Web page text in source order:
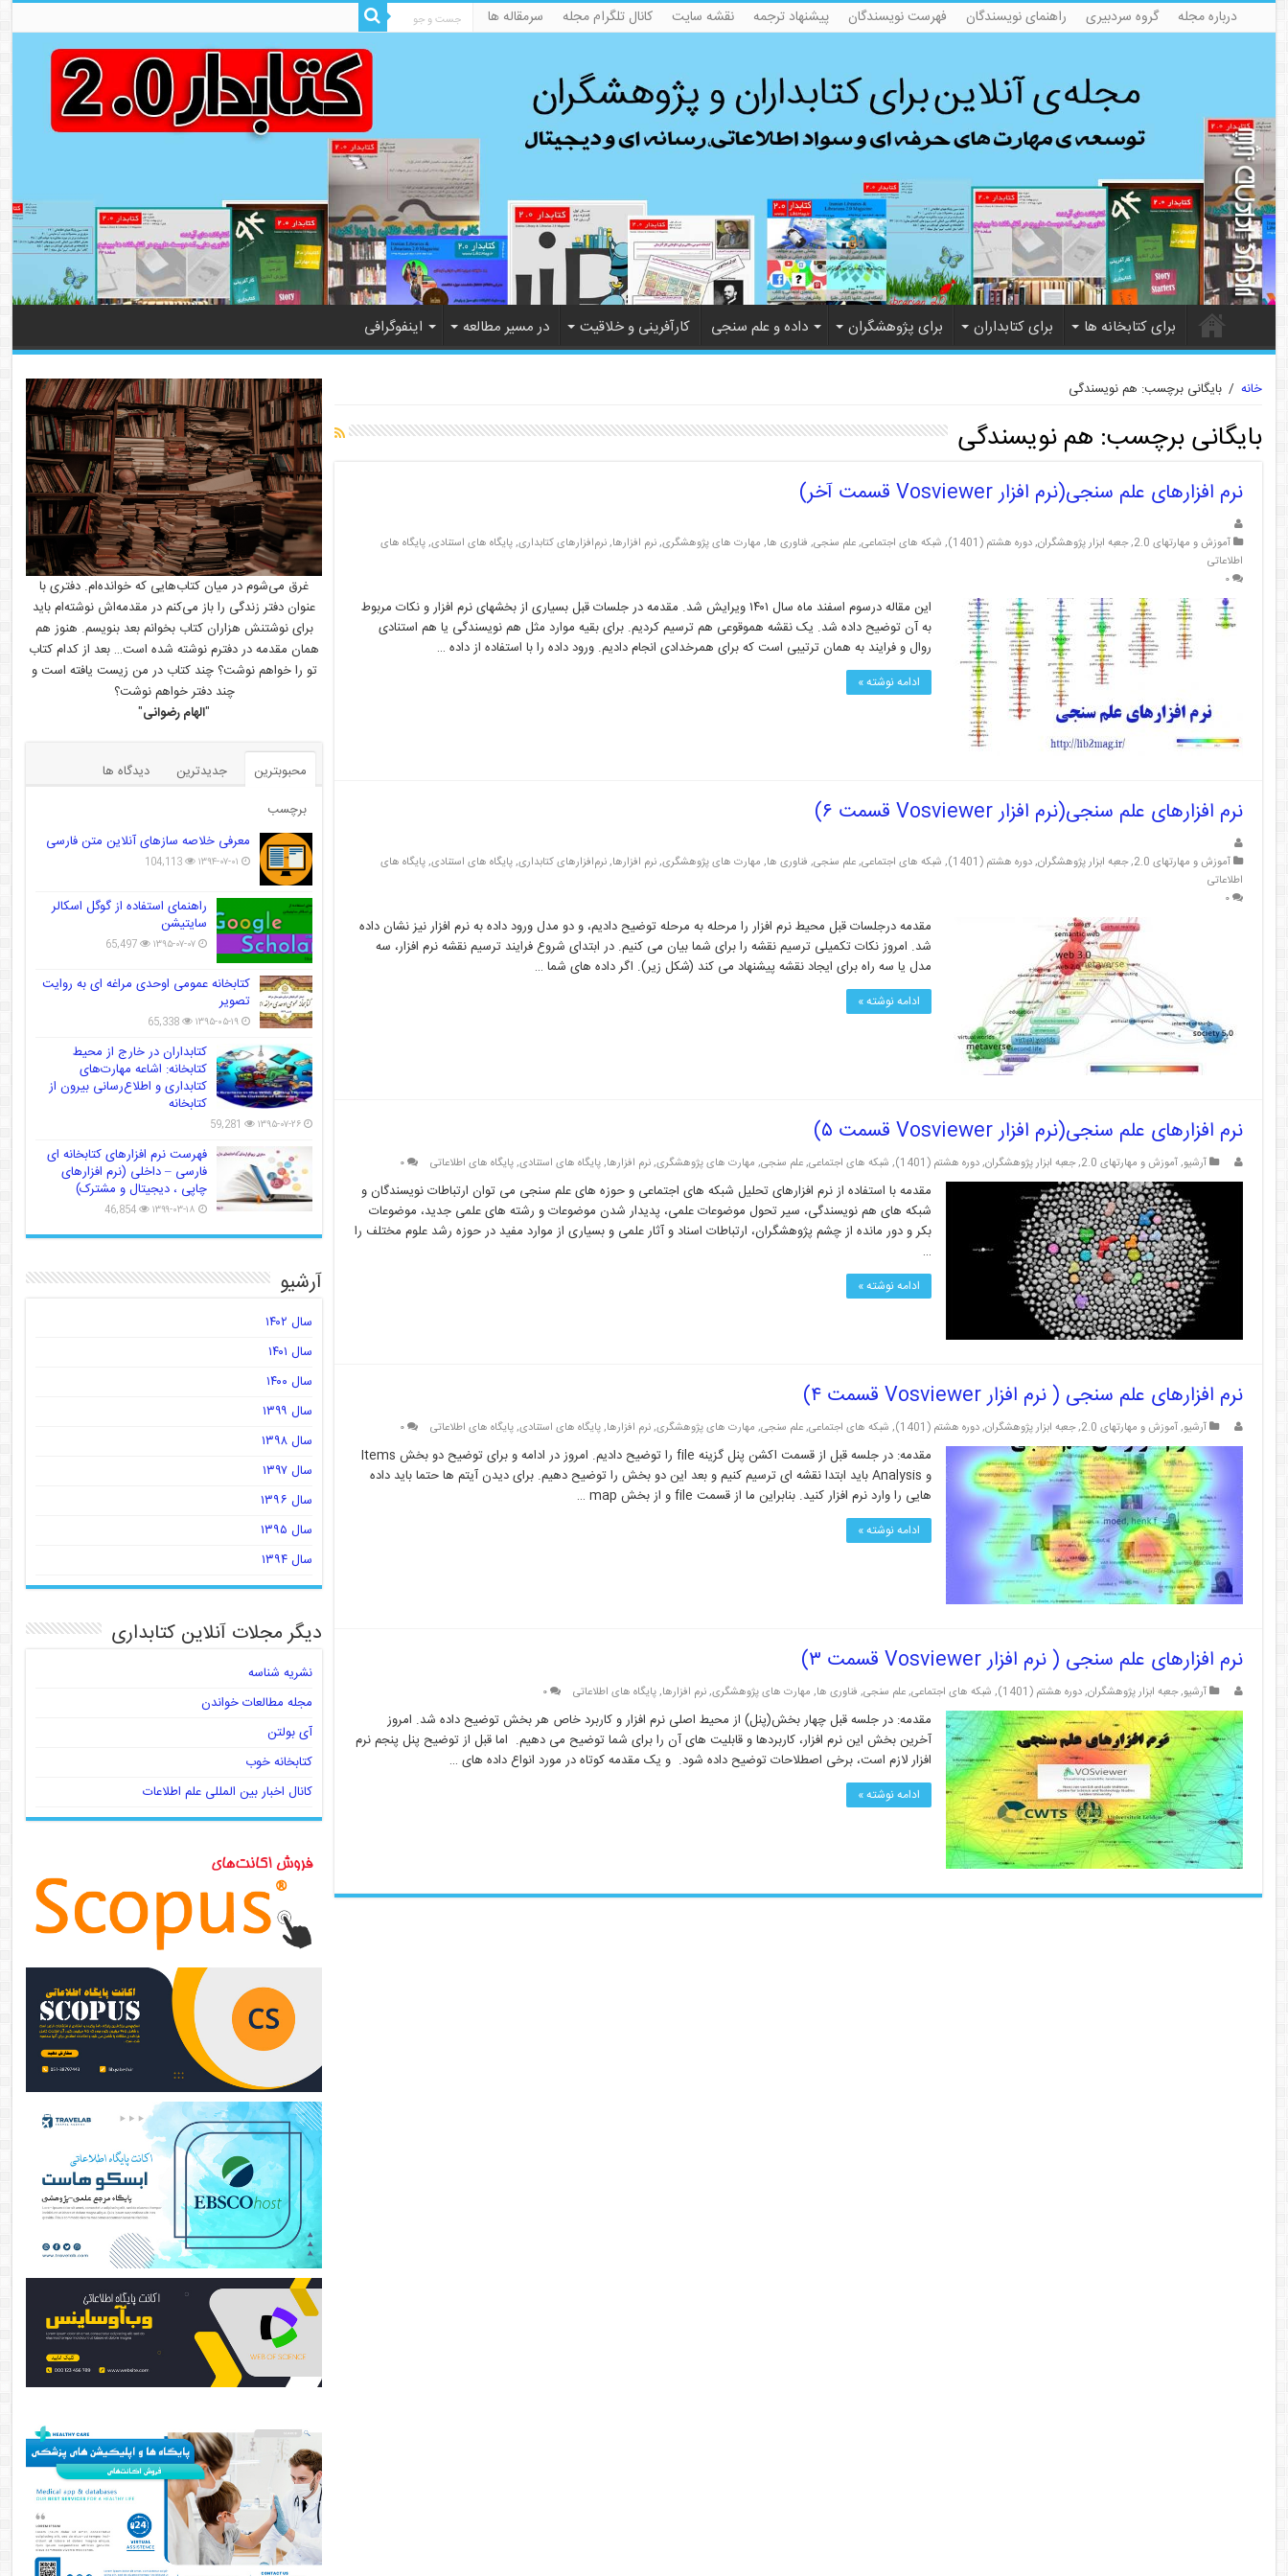
درباره مجله گروه سردبیری راهنمای نویسندگان فهرست نویسندگان پیشنهاد ترجمه نقشه سایت کانال تلگرام مجله سرمقاله ها
برای کتابخانه ها برای کتابداران برای پژوهشگران داده و علم سنجی کارآفرینی و خلاقیت در مسیر مطالعه اینفوگرافی
خانه / بایگانی برچسب: هم نویسندگی
بایگانی برچسب: هم نویسندگی
نرم افزارهای علم سنجی(نرم افزار Vosviewer قسمت آخر)
آموزش و مهارتهای 2.0 ,جعبه ابزار پژوهشگران,دوره هشتم (1401) , شبکه های اجتماعی,علم سنجی, فناوری ها, مهارت های پژوهشگری,نرم افزارها,نرم‌افزارهای کتابداری,پایگاه های استنادی,پایگاه های
اطلاعاتی
۰
این مقاله درسوم اسفند ماه سال ۱۴۰۱ ویرایش شد. مقدمه در جلسات قبل بسیاری از بخشهای نرم افزار و نکات مربوط
به آن توضیح داده شد. یک نقشه هموقوعی هم ترسیم کردیم. برای بقیه موارد مثل هم نویسندگی یا هم استنادی
روال و فرایند به همان ترتیبی است که برای همرخدادی انجام دادیم. ورود داده را با استفاده از داده …
ادامه نوشته »
نرم افزارهای علم سنجی(نرم افزار Vosviewer قسمت ۶)
آموزش و مهارتهای 2.0 ,جعبه ابزار پژوهشگران,دوره هشتم (1401) , شبکه های اجتماعی,علم سنجی, فناوری ها, مهارت های پژوهشگری,نرم افزارها,نرم‌افزارهای کتابداری,پایگاه های استنادی,پایگاه های
اطلاعاتی
۰
مقدمه درجلسات قبل محیط نرم افزار را مرحله به مرحله توضیح دادیم، و دو مدل ورود داده به نرم افزار نیز نشان داده
شد. امروز نکات تکمیلی ترسیم نقشه را برای شما بیان می کنیم. در ابتدای شروع فرایند ترسیم نقشه نرم افزار، سه
مدل یا سه راه برای ایجاد نقشه پیشنهاد می کند (شکل زیر). اگر داده های شما …
ادامه نوشته »
نرم افزارهای علم سنجی(نرم افزار Vosviewer قسمت ۵)
آرشیو,آموزش و مهارتهای 2.0 ,جعبه ابزار پژوهشگران,دوره هشتم (1401) , شبکه های اجتماعی,علم سنجی, مهارت های پژوهشگری,نرم افزارها,پایگاه های استنادی,پایگاه های اطلاعاتی ۰
مقدمه با استفاده از نرم افزارهای تحلیل شبکه های اجتماعی و حوزه های علم سنجی می توان ارتباطات نویسندگان و
شبکه های هم نویسندگی، سیر تحول موضوعات علمی، پدیدار شدن موضوعات و رشته های علمی جدید، موضوعات
بکر و دور مانده از چشم پژوهشگران، ارتباطات اسناد و آثار علمی و بسیاری از موارد مفید در حوزه رشد علوم مختلف را
…
ادامه نوشته »
نرم افزارهای علم سنجی ( نرم افزار Vosviewer قسمت ۴)
آرشیو,آموزش و مهارتهای 2.0 ,جعبه ابزار پژوهشگران,دوره هشتم (1401) , شبکه های اجتماعی,علم سنجی, مهارت های پژوهشگری,نرم افزارها,پایگاه های استنادی,پایگاه های اطلاعاتی ۰
مقدمه: در جلسه قبل از قسمت اکشن پنل گزینه file را توضیح دادیم. امروز در ادامه و برای توضیح دو بخش Items
و Analysis باید ابتدا نقشه ای ترسیم کنیم و بعد این دو بخش را توضیح دهیم. برای دیدن آیتم ها حتما باید داده
هایی را وارد نرم افزار کنید. بنابراین ما از قسمت file و از بخش map …
ادامه نوشته »
نرم افزارهای علم سنجی ( نرم افزار Vosviewer قسمت ۳)
آرشیو,جعبه ابزار پژوهشگران,دوره هشتم (1401) , شبکه های اجتماعی,علم سنجی, فناوری ها, مهارت های پژوهشگری,نرم افزارها,پایگاه های اطلاعاتی ۰
مقدمه: در جلسه قبل چهار بخش(پنل) از محیط اصلی نرم افزار و کاربرد خاص هر بخش توضیح داده شد. امروز
آخرین بخش این نرم افزار، کاربردها و قابلیت های آن را برای شما توضیح می دهیم. اما قبل از توضیح پنل پنجم نرم
افزار لازم است، برخی اصطلاحات توضیح داده شود. و یک مقدمه کوتاه در مورد انواع داده های …
ادامه نوشته »
غرق می‌شوم در میان کتاب‌هایی که خوانده‌ام. دفتری با
عنوان دفتر زندگی را باز می‌کنم در مقدمه‌اش نوشته‌ام باید
برای نوشتنش هزاران کتاب بخوانم بعد بنویسم. هنوز هم
همان مقدمه در دفترم نوشته شده است… بعد از کدام کتاب
تو را خواهم نوشت؟ چند کتاب در من زیست یافته است و
چند دفتر خواهم نوشت؟
"الهام رضوانی"
محبوبترین جدیدترین
دیدگاه ها
برچسب
معرفی خلاصه سازهای آنلاین متن فارسی
۱۳۹۴-۰۷-۰۱ 104,113
راهنمای استفاده از گوگل اسکالر
سایتیشن
۱۳۹۵-۰۷-۰۷ 65,497
کتابخانه عمومی اوحدی مراغه ای به روایت
تصویر
۱۳۹۵-۰۵-۱۹ 65,338
کتابداران در خارج از محیط
کتابخانه: اشاعه مهارت‌های
کتابداری و اطلاع‌رسانی بیرون از
کتابخانه
۱۳۹۵-۰۷-۲۶ 59,281
فهرست نرم افزارهای کتابخانه ای
فارسی – داخلی (نرم افزارهای
چاپی ، دیجیتال و مشترک)
۱۳۹۹-۰۳-۱۸ 46,854
آرشیو
سال ۱۴۰۲
سال ۱۴۰۱
سال ۱۴۰۰
سال ۱۳۹۹
سال ۱۳۹۸
سال ۱۳۹۷
سال ۱۳۹۶
سال ۱۳۹۵
سال ۱۳۹۴
دیگر مجلات آنلاین کتابداری
نشریه شناسه
مجله مطالعات خواندن
آی بولتن
کتابخانه خوب
کانال اخبار بین المللی علم اطلاعات